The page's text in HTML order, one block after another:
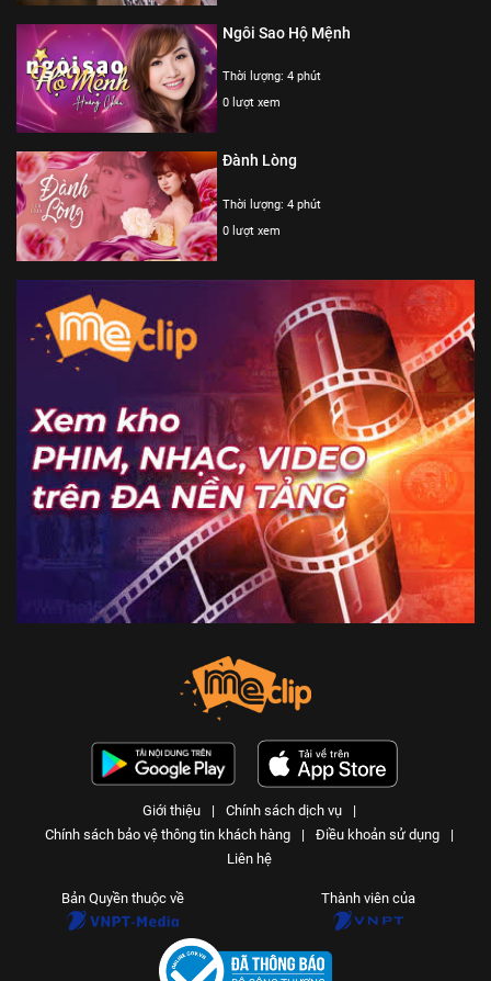
Ngôi Sao Hộ Mệnh
Thời lượng: 4 phút
0 lượt xem
Đành Lòng
Thời lượng: 4 phút
0 lượt xem
Giới thiệu | Chính sách dịch vụ
|
Chính sách bảo vệ thông tin khách hàng
| Điều khoản sử dụng
|
Liên hệ
Bản Quyền thuộc về Thành viên của